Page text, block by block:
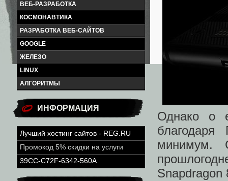
ВЕБ-РАЗРАБОТКА
КОСМОНАВТИКА
РАЗРАБОТКА ВЕБ-САЙТОВ
GOOGLE
ЖЕЛЕЗО
LINUX
АЛГОРИТМЫ
ИНФОРМАЦИЯ
Лучший хостинг сайтов - REG.RU
Промокод 5% скидки на услуги
39CC-C72F-6342-560A
Однако о
минимум.
Snapdragon